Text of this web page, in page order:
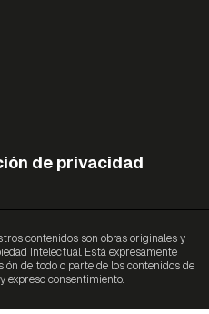
de privacidad
contenidos son obras originales y
Intelectual. Está expresamente
de todo o parte de los contenidos de
expreso consentimiento.